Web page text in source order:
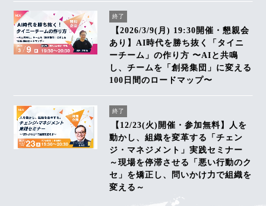
終了
【2026/3/9(月) 19:30開催・懇親会
あり】AI時代を勝ち抜く「タイニ
ーチーム」の作り方 〜AIと共鳴
し、チームを「創発集団」に変える
100日間のロードマップ〜
終了
【12/23(火)開催・参加無料】人を
動かし、組織を変革する「チェン
ジ・マネジメント」実践セミナー
～現場を停滞させる「悪い行動のク
セ」を矯正し、問いかけ力で組織を
変える～